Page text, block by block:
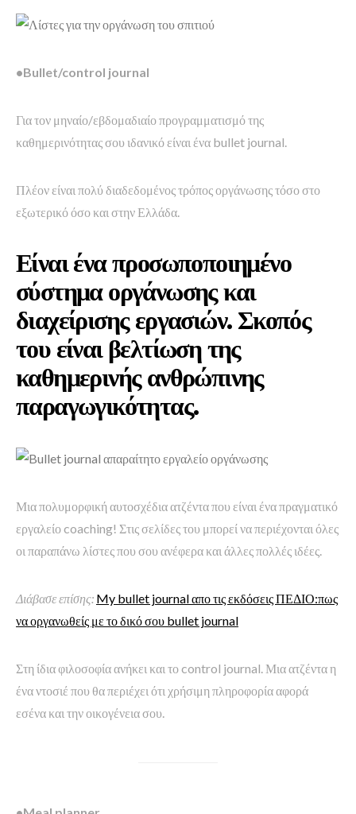
•Bullet/control journal
Για τον μηναίο/εβδομαδιαίο προγραμματισμό της
καθημερινότητας σου ιδανικό είναι ένα bullet journal.
Πλέον είναι πολύ διαδεδομένος τρόπος οργάνωσης τόσο στο
εξωτερικό όσο και στην Ελλάδα.
Είναι ένα προσωποποιημένο
σύστημα οργάνωσης και
διαχείρισης εργασιών. Σκοπός
του είναι βελτίωση της
καθημερινής ανθρώπινης
παραγωγικότητας.
Μια πολυμορφική αυτοσχέδια ατζέντα που είναι ένα πραγματικό
εργαλείο coaching! Στις σελίδες του μπορεί να περιέχονται όλες
οι παραπάνω λίστες που σου ανέφερα και άλλες πολλές ιδέες.
Διάβασε επίσης: My bullet journal απο τις εκδόσεις ΠΕΔΙΟ:πως
να οργανωθείς με το δικό σου bullet journal
Στη ίδια φιλοσοφία ανήκει και το control journal. Μια ατζέντα η
ένα ντοσιέ που θα περιέχει ότι χρήσιμη πληροφορία αφορά
εσένα και την οικογένεια σου.